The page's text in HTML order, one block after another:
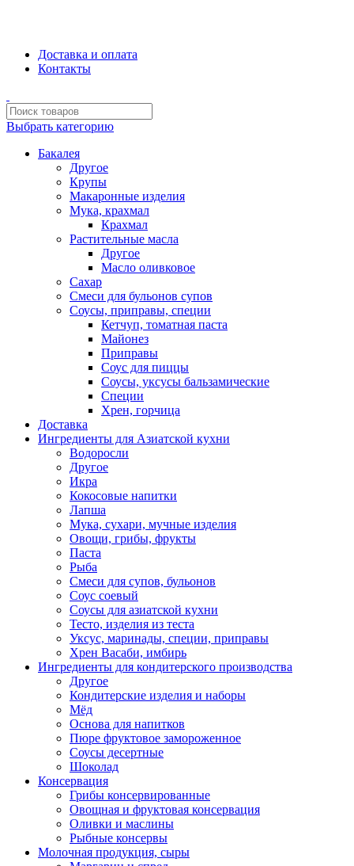
Доставка и оплата
Контакты
Выбрать категорию
Бакалея
Другое
Крупы
Макаронные изделия
Мука, крахмал
Крахмал
Растительные масла
Другое
Масло оливковое
Сахар
Смеси для бульонов супов
Соусы, приправы, специи
Кетчуп, томатная паста
Майонез
Приправы
Соус для пиццы
Соусы, уксусы бальзамические
Специи
Хрен, горчица
Доставка
Ингредиенты для Азиатской кухни
Водоросли
Другое
Икра
Кокосовые напитки
Лапша
Мука, сухари, мучные изделия
Овощи, грибы, фрукты
Паста
Рыба
Смеси для супов, бульонов
Соус соевый
Соусы для азиатской кухни
Тесто, изделия из теста
Уксус, маринады, специи, приправы
Хрен Васаби, имбирь
Ингредиенты для кондитерского производства
Другое
Кондитерские изделия и наборы
Мёд
Основа для напитков
Пюре фруктовое замороженное
Соусы десертные
Шоколад
Консервация
Грибы консервированные
Овощная и фруктовая консервация
Оливки и маслины
Рыбные консервы
Молочная продукция, сыры